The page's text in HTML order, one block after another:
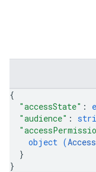
{
"accessState" :
"audience" :
object (
}
}